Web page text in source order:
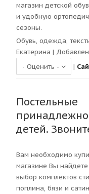
магазин детской
и удобную
сезоны.
Обувь, одежда,
Екатерина |
|
Постельные
детей.
Вам необходимо
магазине Вы
выбор комплектов
поплина, бязи и